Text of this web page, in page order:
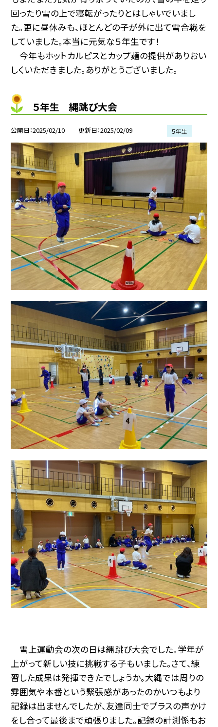
回ったり雪の上で寝転がったりとはしゃいでいまし
た。更に昼休みも、ほとんどの子が外に出て雪合戦を
していました。本当に元気な５年生です！
今年もホットカルピスとカップ麺の提供がありおい
しくいただきました。ありがとうございました。
５年生 縄跳び大会
公開日 2025/02/10 更新日 2025/02/09 ５年生
雪上運動会の次の日は縄跳び大会でした。学年が
上がって新しい技に挑戦する子もいました。さて、練
習した成果は発揮できたでしょうか。大縄では周りの
雰囲気や本番という緊張感があったのかいつもより
記録は出ませんでしたが、友達同士でプラスの声かけ
をし合って最後まで頑張りました。記録の計測係もお